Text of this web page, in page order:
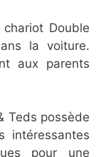
Double
la voiture.
aux parents
Teds possède
intéressantes
pour une